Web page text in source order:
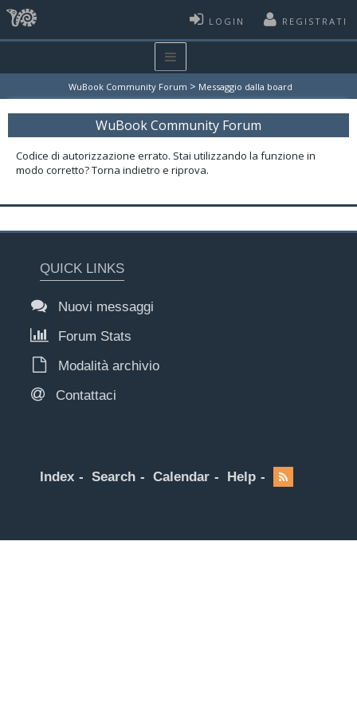
LOGIN REGISTRATI
WuBook Community Forum > Messaggio dalla board
WuBook Community Forum
Codice di autorizzazione errato. Stai utilizzando la funzione in
modo corretto? Torna indietro e riprova.
QUICK LINKS
Nuovi messaggi
Forum Stats
Modalità archivio
Contattaci
Index Search Calendar Help